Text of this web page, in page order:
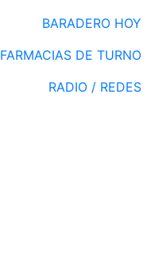
BARADERO HOY
FARMACIAS DE TURNO
RADIO / REDES